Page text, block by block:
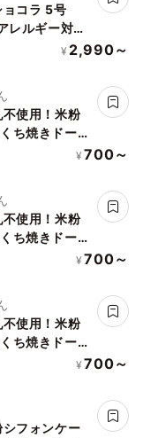
ョコラ 5号
レルギー対
》《乳なし》
¥ 2,990～
不使用！米粉
ち焼きドーナ
¥ 700～
不使用！米粉
ち焼きドーナ
¥ 700～
不使用！米粉
ち焼きドーナ
¥ 700～
フォンケー